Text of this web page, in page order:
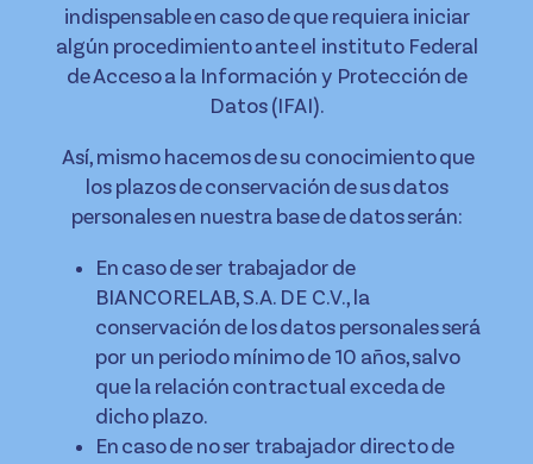
indispensable en caso de que requiera iniciar
algún procedimiento ante el instituto Federal
de Acceso a la Información y Protección de
Datos (IFAI).
Así, mismo hacemos de su conocimiento que
los plazos de conservación de sus datos
personales en nuestra base de datos serán:
En caso de ser trabajador de
BIANCORELAB, S.A. DE C.V., la
conservación de los datos personales será
por un periodo mínimo de 10 años, salvo
que la relación contractual exceda de
dicho plazo.
En caso de no ser trabajador directo de